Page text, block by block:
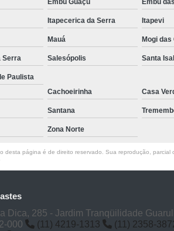
Itapecerica da Serra Itapevi
Mauá Mogi das
Serra Salesópolis Santa
Paulista
Cachoeirinha Casa
Santana
Zona Norte
desta página é de direito reservado. Sua reprodução,
Dica, 285 - Jardim Tranqüilidade
000
(11) 4219-1313 (11) 2358-